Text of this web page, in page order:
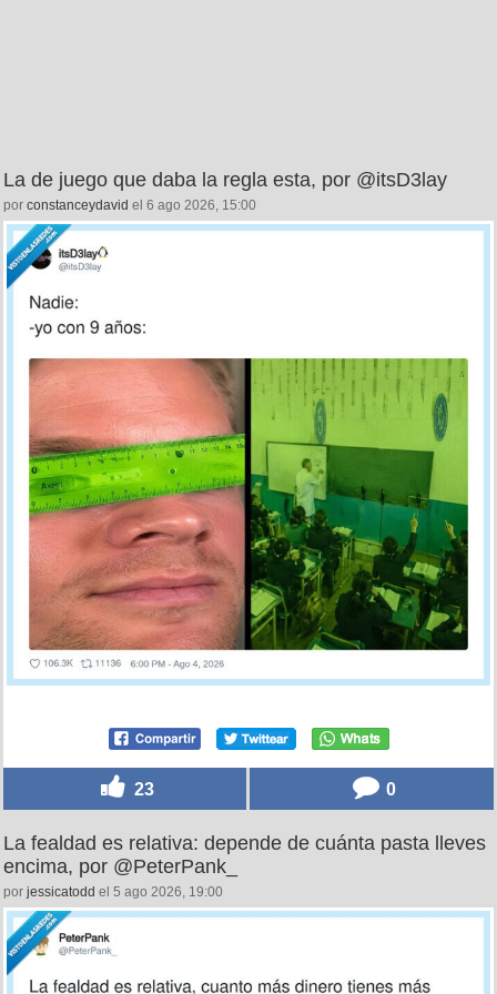
La de juego que daba la regla esta, por @itsD3lay
por constanceydavid el 6 ago 2026, 15:00
23 0
La fealdad es relativa: depende de cuánta pasta lleves
encima, por @PeterPank_
por jessicatodd el 5 ago 2026, 19:00